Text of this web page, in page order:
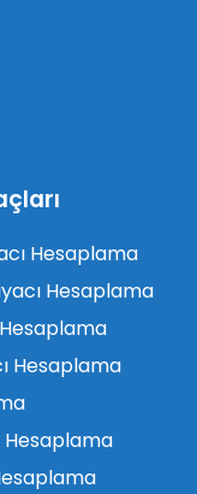
Hesaplama
Hesaplama
Hesaplama
Hesaplama